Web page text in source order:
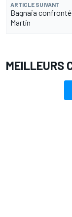
ARTICLE SUIVANT
Bagnaia
Martín
MEILLEURS